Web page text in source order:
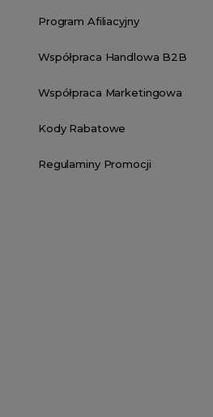
Program Afiliacyjny
Współpraca Handlowa B2B
Współpraca Marketingowa
Kody Rabatowe
Regulaminy Promocji